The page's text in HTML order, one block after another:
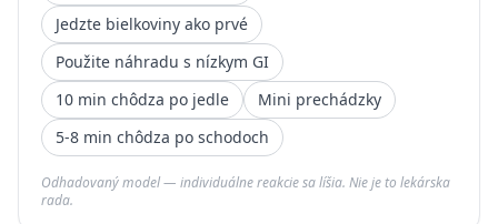
Jedzte bielkoviny ako prvé
Použite náhradu s nízkym GI
10 min chôdza po jedle
Mini prechádzky
5-8 min chôdza po schodoch
Odhadovaný model — individuálne reakcie sa líšia. Nie je to lekárska
rada.